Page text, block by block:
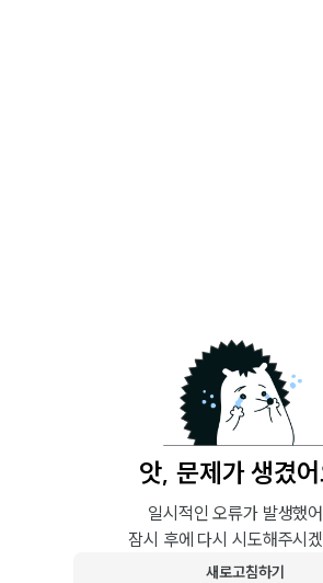
앗, 문제가 생겼
일시적인 오류가 발생했
잠시 후에 다시 시도해주시
새로고침하기